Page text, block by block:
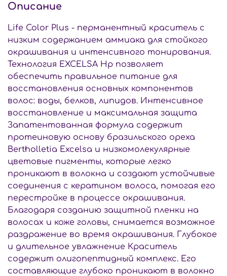
Описание
Life Color Plus - перманентный краситель с
низким содержанием аммиака для стойкого
окрашивания и интенсивного тонирования.
Технология EXCELSA Hp позволяет
обеспечить правильное питание для
восстановления основных компонентов
волос: воды, белков, липидов. Интенсивное
восстановление и максимальная защита
Запатентованная формула содержит
протеиновую основу бразильского ореха
Bertholletia Excelsa и низкомолекулярные
цветовые пигменты, которые легко
проникают в волокна и создают устойчивые
соединения с кератином волоса, помогая его
перестройке в процессе окрашивания.
Благодаря созданию защитной пленки на
волосах и коже головы, снимается возможное
раздражение во время окрашивания. Глубокое
и длительное увлажнение Краситель
содержит олигопептидный комплекс. Его
составляющие глубоко проникают в волокно